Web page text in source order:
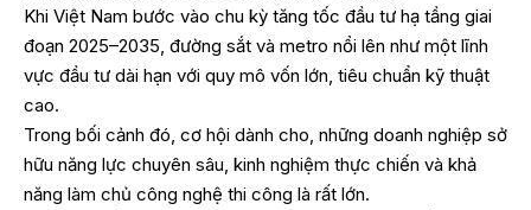
Khi Việt Nam bước vào chu kỳ tăng tốc đầu tư hạ tầng giai
đoạn 2025–2035, đường sắt và metro nổi lên như một lĩnh
vực đầu tư dài hạn với quy mô vốn lớn, tiêu chuẩn kỹ thuật
cao.
Trong bối cảnh đó, cơ hội dành cho, những doanh nghiệp sở
hữu năng lực chuyên sâu, kinh nghiệm thực chiến và khả
năng làm chủ công nghệ thi công là rất lớn.